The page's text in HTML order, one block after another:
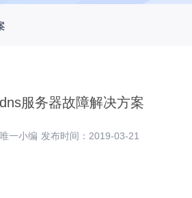
dns服务器故障解决方案
唯一小编 发布时间：2019-03-21